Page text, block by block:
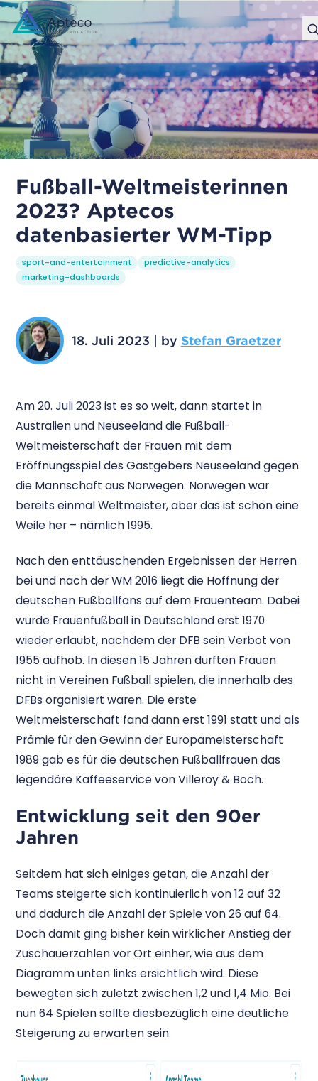
Fußball-Weltmeisterinnen
2023? Aptecos
datenbasierter WM-Tipp
sport-and-entertainment
predictive-analytics
marketing-dashboards
18. Juli 2023 | by Stefan Graetzer
Am 20. Juli 2023 ist es so weit, dann startet in
Australien und Neuseeland die Fußball-
Weltmeisterschaft der Frauen mit dem
Eröffnungsspiel des Gastgebers Neuseeland gegen
die Mannschaft aus Norwegen. Norwegen war
bereits einmal Weltmeister, aber das ist schon eine
Weile her – nämlich 1995.
Nach den enttäuschenden Ergebnissen der Herren
bei und nach der WM 2016 liegt die Hoffnung der
deutschen Fußballfans auf dem Frauenteam. Dabei
wurde Frauenfußball in Deutschland erst 1970
wieder erlaubt, nachdem der DFB sein Verbot von
1955 aufhob. In diesen 15 Jahren durften Frauen
nicht in Vereinen Fußball spielen, die innerhalb des
DFBs organisiert waren. Die erste
Weltmeisterschaft fand dann erst 1991 statt und als
Prämie für den Gewinn der Europameisterschaft
1989 gab es für die deutschen Fußballfrauen das
legendäre Kaffeeservice von Villeroy & Boch.
Entwicklung seit den 90er
Jahren
Seitdem hat sich einiges getan, die Anzahl der
Teams steigerte sich kontinuierlich von 12 auf 32
und dadurch die Anzahl der Spiele von 26 auf 64.
Doch damit ging bisher kein wirklicher Anstieg der
Zuschauerzahlen vor Ort einher, wie aus dem
Diagramm unten links ersichtlich wird. Diese
bewegten sich zuletzt zwischen 1,2 und 1,4 Mio. Bei
nun 64 Spielen sollte diesbezüglich eine deutliche
Steigerung zu erwarten sein.